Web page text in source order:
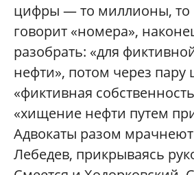
цифры — то миллионы, то
говорит «номера»,
разобрать: «для
нефти», потом через пару
«фиктивная
«хищение нефти путем
Адвокаты разом
Лебедев, прикрываясь